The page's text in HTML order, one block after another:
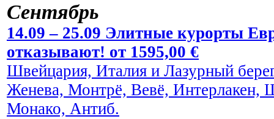
Сентябрь
14.09 – 25.09 Элитные курорты
отказывают! от 1595,00 €
Швейцария, Италия и Лазурный
Женева, Монтрё, Вевё,
Монако, Антиб.